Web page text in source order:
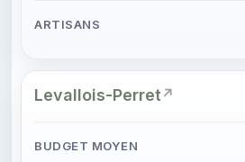
Levallois-Perret